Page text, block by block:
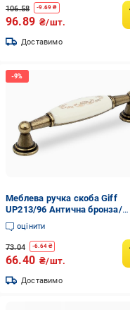
106.58 -9.69 ₴
96.89 ₴/шт.
Доставимо
Меблева ручка скоба Giff
UP213/96 Антична бронза/
Порцеляна (07233)
оцінити
73.04 -6.64 ₴
66.40 ₴/шт.
Доставимо